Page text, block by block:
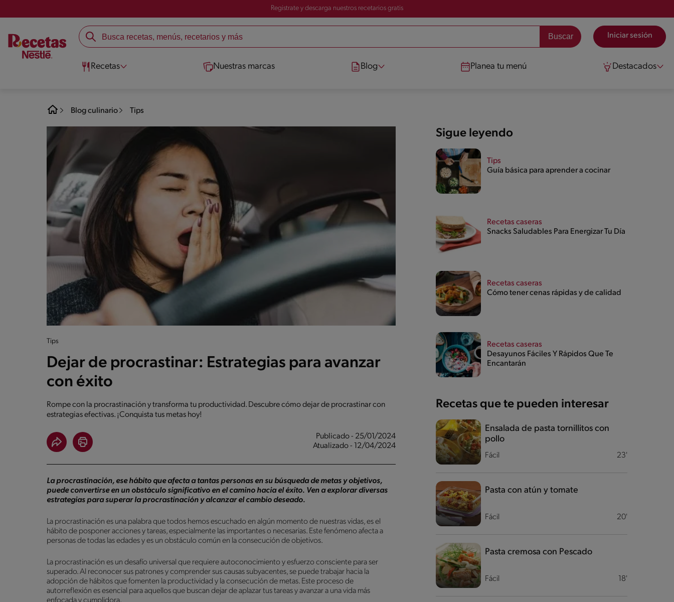
Registrate y descarga nuestros recetarios gratis
Iniciar sesión
Recetas Nuestras marcas Blog Planea tu menú Destacados
Blog culinario Tips
Tips
Dejar de procrastinar: Estrategias para avanzar
con éxito
Rompe con la procrastinación y transforma tu productividad. Descubre cómo dejar de procrastinar con
estrategias efectivas. ¡Conquista tus metas hoy!
Publicado - 25/01/2024
Atualizado - 12/04/2024
La procrastinación, ese hábito que afecta a tantas personas en su búsqueda de metas y objetivos,
puede convertirse en un obstáculo significativo en el camino hacia el éxito. Ven a explorar diversas
estrategias para superar la procrastinación y alcanzar el cambio deseado.
La procrastinación es una palabra que todos hemos escuchado en algún momento de nuestras vidas, es el
hábito de posponer acciones y tareas, especialmente las importantes o necesarias. Este fenómeno afecta a
personas de todas las edades y es un obstáculo común en la consecución de objetivos.
La procrastinación es un desafío universal que requiere autoconocimiento y esfuerzo consciente para ser
superado. Al reconocer sus patrones y comprender sus causas subyacentes, se puede trabajar hacia la
adopción de hábitos que fomenten la productividad y la consecución de metas. Este proceso de
autorreflexión es esencial para aquellos que buscan dejar de aplazar tus tareas y avanzar a una vida más
enfocada y cumplidora.
Sigue leyendo
Tips
Guía básica para aprender a cocinar
Recetas caseras
Snacks Saludables Para Energizar Tu Día
Recetas caseras
Cómo tener cenas rápidas y de calidad
Recetas caseras
Desayunos Fáciles Y Rápidos Que Te
Encantarán
Recetas que te pueden interesar
Fácil 23'
Ensalada de pasta tornillitos con
pollo
Fácil 20'
Pasta con atún y tomate
Fácil 18'
Pasta cremosa con Pescado